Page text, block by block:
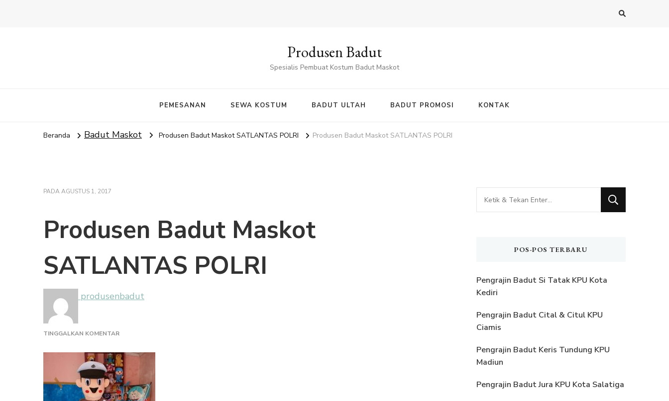
Produsen Badut
Spesialis Pembuat Kostum Badut Maskot
PEMESANAN SEWA KOSTUM BADUT ULTAH BADUT PROMOSI KONTAK
Beranda Badut Maskot Produsen Badut Maskot SATLANTAS POLRI Produsen Badut Maskot SATLANTAS POLRI
PADAAGUSTUS 1, 2017
Produsen Badut Maskot
SATLANTAS POLRI
produsenbadut
TINGGALKAN KOMENTARPADA
BADUT
MASKOT
SATLANTAS
POLRI
Mencari
Sesuatu?
POS-POS TERBARU
Pengrajin Badut Si Tatak KPU Kota
Kediri
Pengrajin Badut Cital & Citul KPU
Ciamis
Pengrajin Badut Keris Tundung KPU
Madiun
Pengrajin Badut Jura KPU Kota Salatiga